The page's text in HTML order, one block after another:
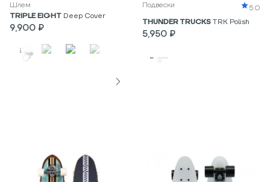
Шлем
TRIPLE EIGHT Deep Cover
9,900 ₽
Подвески
5.0
THUNDER TRUCKS TRK Polish
5,950 ₽